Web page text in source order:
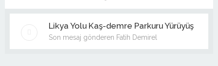
Likya Yolu Kaş-demre Parkuru Yürüyüş
Son mesaj gönderen Fatih Demirel